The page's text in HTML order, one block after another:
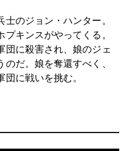
のジョン・ハンター。
キンスがやってくる。
団に殺害され、娘のジェ
だ。娘を奪還すべく、
に戦いを挑む。